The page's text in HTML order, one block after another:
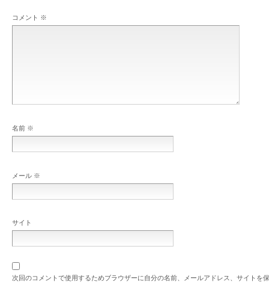
コメント ※
名前 ※
メール ※
サイト
次回のコメントで使用するためブラウザーに自分の名前、メールアドレス、サイトを